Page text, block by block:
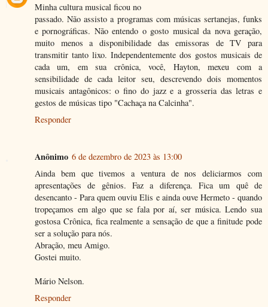
Minha cultura musical ficou no
passado. Não assisto a programas com músicas sertanejas, funks
e pornográficas. Não entendo o gosto musical da nova geração,
muito menos a disponibilidade das emissoras de TV para
transmitir tanto lixo. Independentemente dos gostos musicais de
cada um, em sua crônica, você, Hayton, mexeu com a
sensibilidade de cada leitor seu, descrevendo dois momentos
musicais antagônicos: o fino do jazz e a grosseria das letras e
gestos de músicas tipo "Cachaça na Calcinha".
Responder
Anônimo 6 de dezembro de 2023 às 13:00
Ainda bem que tivemos a ventura de nos deliciarmos com
apresentações de gênios. Faz a diferença. Fica um quê de
desencanto - Para quem ouviu Elis e ainda ouve Hermeto - quando
tropeçamos em algo que se fala por aí, ser música. Lendo sua
gostosa Crônica, fica realmente a sensação de que a finitude pode
ser a solução para nós.
Abração, meu Amigo.
Gostei muito.
Mário Nelson.
Responder